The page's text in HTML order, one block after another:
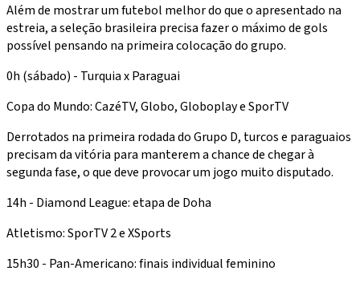
Além de mostrar um futebol melhor do que o apresentado na
estreia, a seleção brasileira precisa fazer o máximo de gols
possível pensando na primeira colocação do grupo.
0h (sábado) - Turquia x Paraguai
Copa do Mundo: CazéTV, Globo, Globoplay e SporTV
Derrotados na primeira rodada do Grupo D, turcos e paraguaios
precisam da vitória para manterem a chance de chegar à
segunda fase, o que deve provocar um jogo muito disputado.
14h - Diamond League: etapa de Doha
Atletismo: SporTV 2 e XSports
15h30 - Pan-Americano: finais individual feminino